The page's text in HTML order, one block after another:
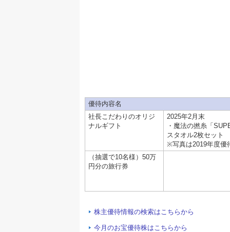
優待内容名
社長こだわりのオリジ
ナルギフト
2025年2月末
・魔法の撚糸「
スタオル2枚セット
※写真は2019年度優
（抽選で10名様）50万
円分の旅行券
株主優待情報の検索はこちらから
今月のお宝優待株はこちらから